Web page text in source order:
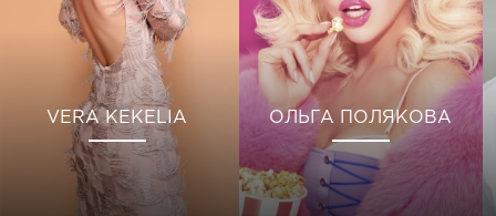
VERA KEKELIA ОЛЬГА ПОЛЯКОВА